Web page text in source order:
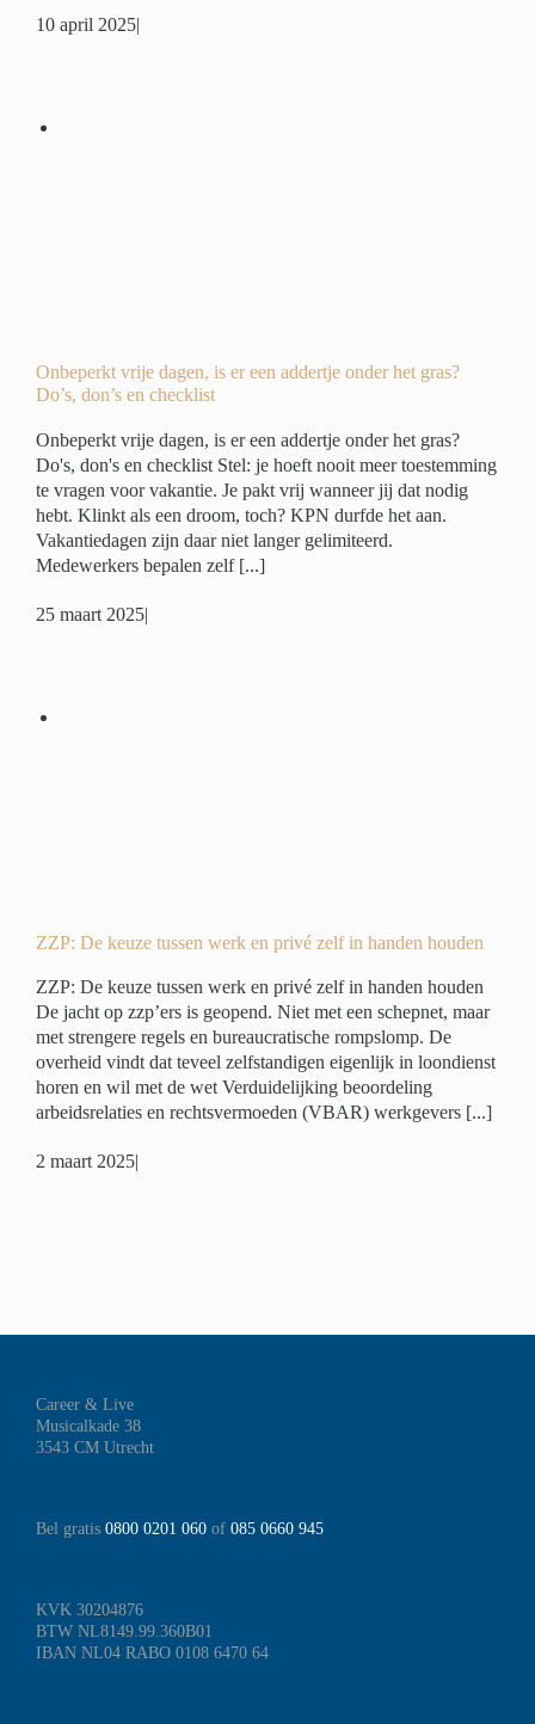
10 april 2025|
Onbeperkt vrije dagen, is er een addertje onder het gras?
Do’s, don’s en checklist
Onbeperkt vrije dagen, is er een addertje onder het gras?
Do's, don's en checklist Stel: je hoeft nooit meer toestemming
te vragen voor vakantie. Je pakt vrij wanneer jij dat nodig
hebt. Klinkt als een droom, toch? KPN durfde het aan.
Vakantiedagen zijn daar niet langer gelimiteerd.
Medewerkers bepalen zelf [...]
25 maart 2025|
ZZP: De keuze tussen werk en privé zelf in handen houden
ZZP: De keuze tussen werk en privé zelf in handen houden
De jacht op zzp’ers is geopend. Niet met een schepnet, maar
met strengere regels en bureaucratische rompslomp. De
overheid vindt dat teveel zelfstandigen eigenlijk in loondienst
horen en wil met de wet Verduidelijking beoordeling
arbeidsrelaties en rechtsvermoeden (VBAR) werkgevers [...]
2 maart 2025|
Career & Live
Musicalkade 38
3543 CM Utrecht
Bel gratis 0800 0201 060 of 085 0660 945
KVK 30204876
BTW NL8149.99.360B01
IBAN NL04 RABO 0108 6470 64